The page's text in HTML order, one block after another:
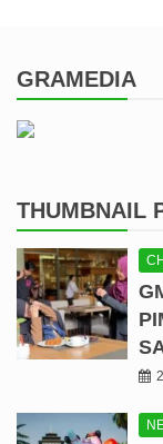
GRAMEDIA
THUMBNAIL